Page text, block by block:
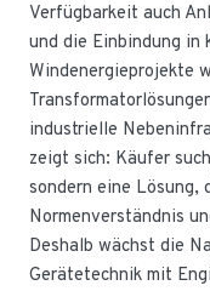
Verfügbarkeit auch
und die Einbindung in
Windenergieprojekte
industrielle
zeigt sich: Käufer
sondern eine Lösung,
Normenverständnis
Deshalb wächst die
Gerätetechnik mit